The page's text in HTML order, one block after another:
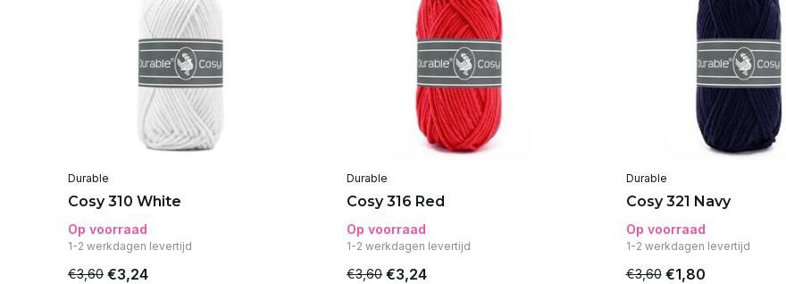
Durable
Cosy 310 White
Op voorraad
1-2 werkdagen levertijd
€3,60 €3,24
Durable
Cosy 316 Red
Op voorraad
1-2 werkdagen levertijd
€3,60 €3,24
Durable
Cosy 321 Navy
Op voorraad
1-2 werkdagen levertijd
€3,60 €1,80